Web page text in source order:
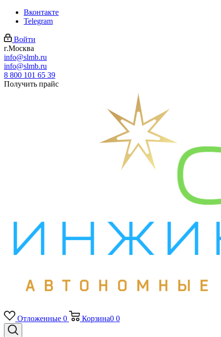
Вконтакте
Telegram
Войти
г.Москва
info@slmb.ru
info@slmb.ru
8 800 101 65 39
Получить прайс
Отложенные 0 Корзина0 0